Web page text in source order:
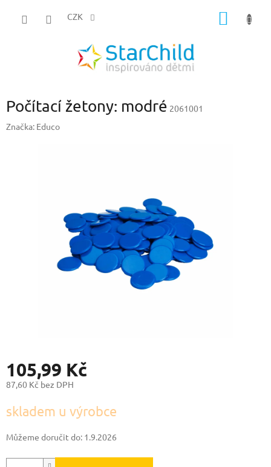
CZK
Počítací žetony: modré 2061001
Značka: Educo
105,99 Kč
87,60 Kč bez DPH
cena:
skladem u výrobce
Můžeme doručit do: 1.9.2026